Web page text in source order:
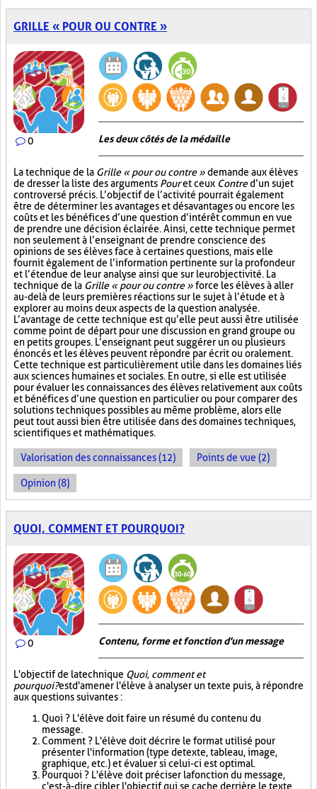
GRILLE « POUR OU CONTRE »
0 Les deux côtés de la médaille
La technique de la Grille « pour ou contre »demande aux élèves
de dresser la liste des arguments Pouret ceux Contred’un sujet
controversé précis. L’objectif de l’activité pourrait également
être de déterminer les avantages et désavantages ou encore les
coûts et les bénéfices d’une question d’intérêt commun en vue
de prendre une décision éclairée. Ainsi, cette technique permet
non seulement à l’enseignant de prendre conscience des
opinions de ses élèves face à certaines questions, mais elle
fournit également de l’information pertinente sur la profondeur
et l’étendue de leur analyse ainsi que sur leur objectivité. La
technique de la Grille « pour ou contre »force les élèves à aller
au-delà de leurs premières réactions sur le sujet à l’étude et à
explorer au moins deux aspects de la question analysée.
L’avantage de cette technique est qu’elle peut aussi être utilisée
comme point de départ pour une discussion en grand groupe ou
en petits groupes. L’enseignant peut suggérer un ou plusieurs
énoncés et les élèves peuvent répondre par écrit ou oralement.
Cette technique est particulièrement utile dans les domaines liés
aux sciences humaines et sociales. En outre, si elle est utilisée
pour évaluer les connaissances des élèves relativement aux coûts
et bénéfices d’une question en particulier ou pour comparer des
solutions techniques possibles au même problème, alors elle
peut tout aussi bien être utilisée dans des domaines techniques,
scientifiques et mathématiques.
Valorisation des connaissances (12) Points de vue (2)
Opinion (8)
QUOI, COMMENT ET POURQUOI?
0 Contenu, forme et fonction d'un message
L'objectif de la technique Quoi, comment et
pourquoi?est d'amener l'élève à analyser un texte puis, à répondre
aux questions suivantes :
Quoi ? L'élève doit faire un résumé du contenu du
message.
Comment ? L'élève doit décrire le format utilisé pour
présenter l'information (type de texte, tableau, image,
graphique, etc.) et évaluer si celui-ci est optimal.
Pourquoi ? L'élève doit préciser la fonction du message,
c'est-à-dire cibler l'objectif qui se cache derrière le texte